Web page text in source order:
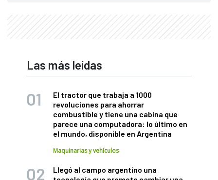
Las más leídas
El tractor que trabaja a 1000
revoluciones para ahorrar
combustible y tiene una cabina que
parece una computadora: lo último en
el mundo, disponible en Argentina
Maquinarias y vehículos
Llegó al campo argentino una